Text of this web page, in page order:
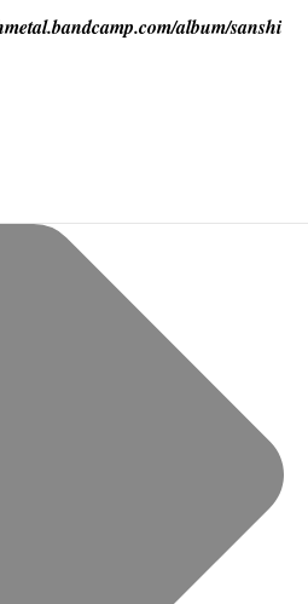
album/sanshi